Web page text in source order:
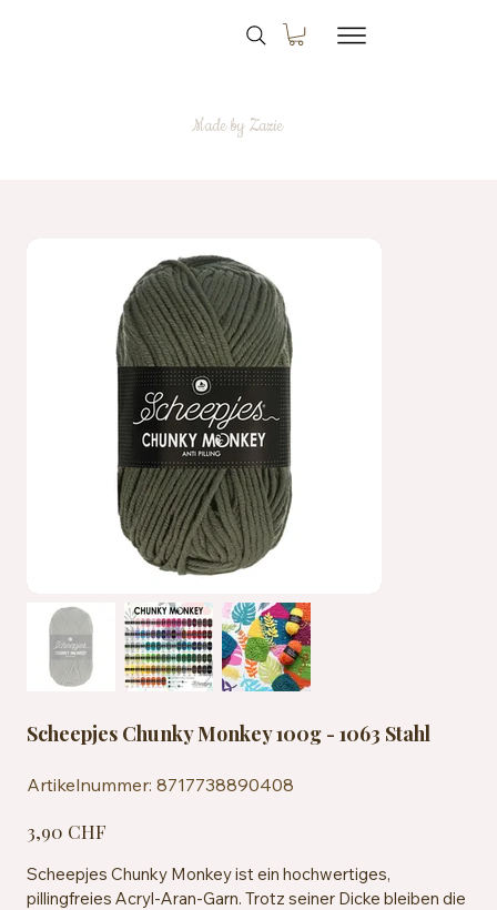
Made by Zazie
Scheepjes Chunky Monkey 100g - 1063 Stahl
Artikelnummer: 8717738890408
8717738890408
3,90 CHF
Scheepjes Chunky Monkey ist ein hochwertiges,
pillingfreies Acryl-Aran-Garn. Trotz seiner Dicke bleiben die